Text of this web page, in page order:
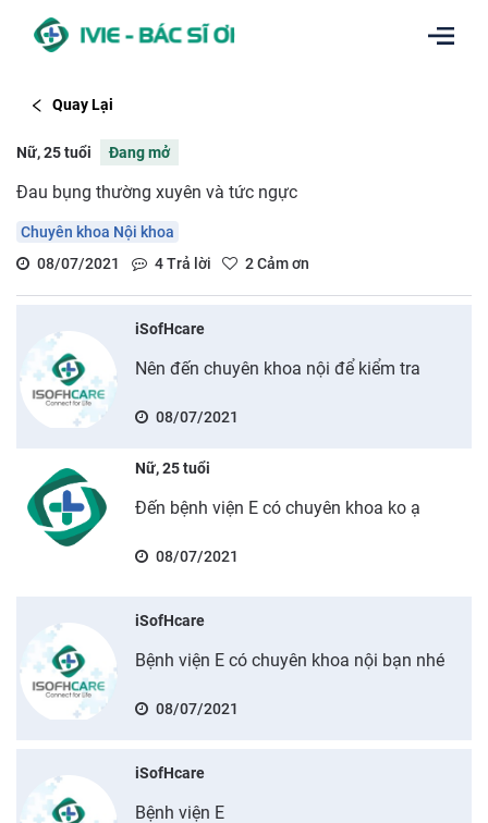
Quay Lại
Nữ, 25 tuổi Đang mở
Đau bụng thường xuyên và tức ngực
Chuyên khoa Nội khoa
08/07/2021
4Trả lời 2Cảm ơn
iSofHcare
Nên đến chuyên khoa nội để kiểm tra
08/07/2021
Nữ, 25 tuổi
Đến bệnh viện E có chuyên khoa ko ạ
08/07/2021
iSofHcare
Bệnh viện E có chuyên khoa nội bạn nhé
08/07/2021
iSofHcare
Bệnh viện E